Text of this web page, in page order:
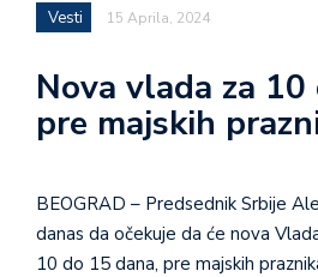
Vesti 15 Aprila, 2024
Nova vlada za
pre majskih
BEOGRAD – Predsednik Srbije Aleksandar Vučić rekao je
danas da očekuje da će nova
10 do 15 dana, pre majskih